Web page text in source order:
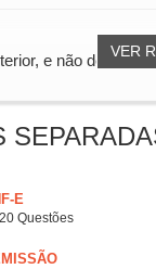
VER
e não de mu...
E
Questões